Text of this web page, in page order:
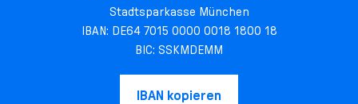
Stadtsparkasse München
IBAN: DE64 7015 0000 0018 1800 18
BIC: SSKMDEMM
IBAN kopieren